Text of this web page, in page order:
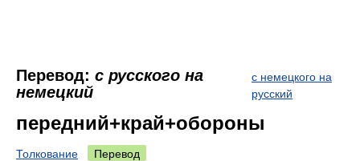
Перевод: с русского на
немецкий
с немецкого на
русский
передний+край+обороны
Толкование Перевод